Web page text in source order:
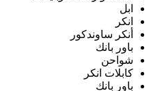
ابل
انكر
أنكر ساوندكور
باور بانك
شواحن
كابلات انكر
باور بانك